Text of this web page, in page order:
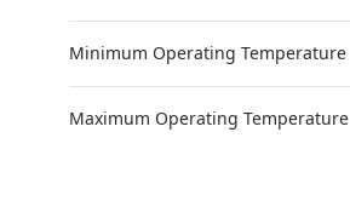
Minimum Operating Temperature
Maximum Operating Temperature